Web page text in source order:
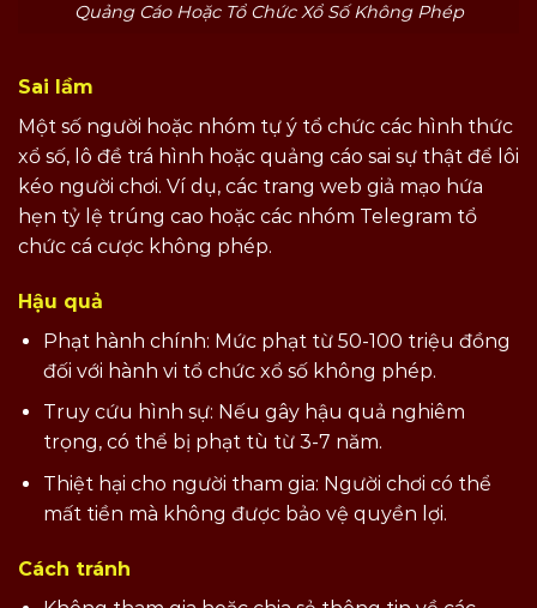
Quảng Cáo Hoặc Tổ Chức Xổ Số Không Phép
Sai lầm
Một số người hoặc nhóm tự ý tổ chức các hình thức
xổ số, lô đề trá hình hoặc quảng cáo sai sự thật để lôi
kéo người chơi. Ví dụ, các trang web giả mạo hứa
hẹn tỷ lệ trúng cao hoặc các nhóm Telegram tổ
chức cá cược không phép.
Hậu quả
Phạt hành chính: Mức phạt từ 50-100 triệu đồng
đối với hành vi tổ chức xổ số không phép.
Truy cứu hình sự: Nếu gây hậu quả nghiêm
trọng, có thể bị phạt tù từ 3-7 năm.
Thiệt hại cho người tham gia: Người chơi có thể
mất tiền mà không được bảo vệ quyền lợi.
Cách tránh